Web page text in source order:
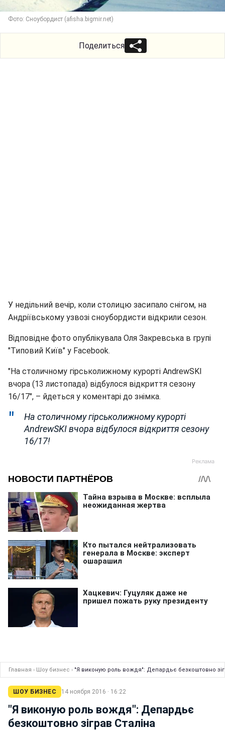
Фото: Сноубордист (afisha.bigmir.net)
Поделиться
У недільний вечір, коли столицю засипало снігом, на
Андріївському узвозі сноубордисти відкрили сезон.
Відповідне фото опублікувала Оля Закревська в групі
"Типовий Київ" у Facebook.
"На столичному гірськолижному курорті AndrewSKI
вчора (13 листопада) відбулося відкриття сезону
16/17", – йдеться у коментарі до знімка.
На столичному гірськолижному курорті
AndrewSKI вчора відбулося відкриття сезону
16/17!
Главная › Шоу бизнес › "Я виконую роль вождя": Депардьє безкоштовно
ШОУ БИЗНЕС 14 ноября 2016 · 16:22
"Я виконую роль вождя": Депардьє
безкоштовно зіграв Сталіна